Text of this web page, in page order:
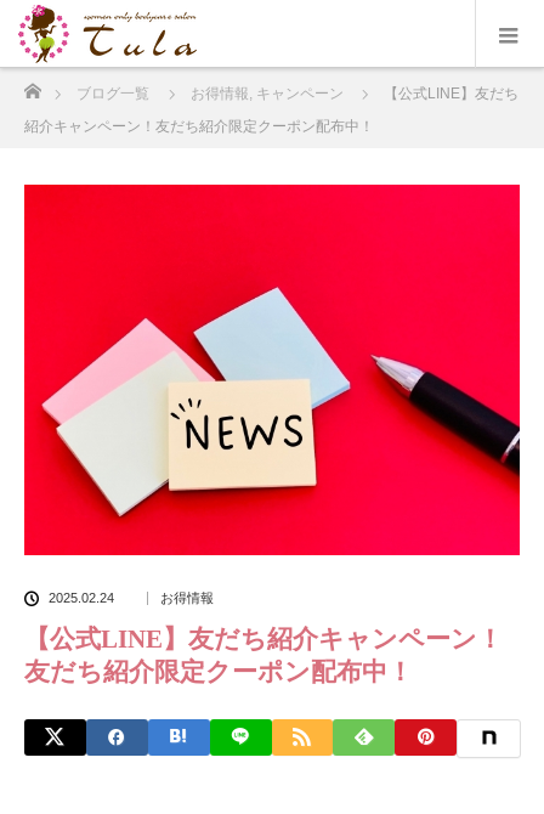
ブログ一覧 お得情報, キャンペーン
【公式LINE】友だち
紹介キャンペーン！友だち紹介限定クーポン配布中！
2025.02.24 お得情報
【公式LINE】友だち紹介キャンペーン！
友だち紹介限定クーポン配布中！